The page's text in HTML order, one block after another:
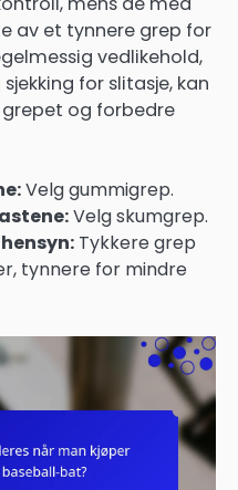
av et tynnere grep for
vedlikehold,
for slitasje, kan
og forbedre
Velg gummigrep.
Velg skumgrep.
Tykkere grep
tynnere for mindre